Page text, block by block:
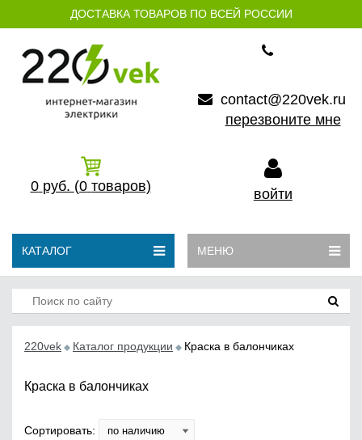
ДОСТАВКА ТОВАРОВ ПО ВСЕЙ РОССИИ
contact@220vek.ru
перезвоните мне
0 руб. (0 товаров) войти
КАТАЛОГ МЕНЮ
220vek Каталог продукции Краска в балончиках
Краска в балончиках
Сортировать: